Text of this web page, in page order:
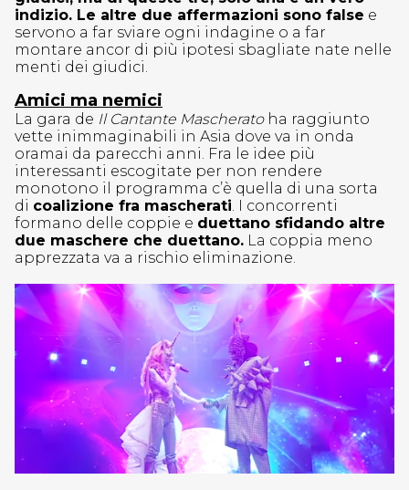
indizio. Le altre due affermazioni sono false e
servono a far sviare ogni indagine o a far
montare ancor di più ipotesi sbagliate nate nelle
menti dei giudici.
Amici ma nemici
La gara de Il Cantante Mascheratoha raggiunto
vette inimmaginabili in Asia dove va in onda
oramai da parecchi anni. Fra le idee più
interessanti escogitate per non rendere
monotono il programma c’è quella di una sorta
di coalizione fra mascherati. I concorrenti
formano delle coppie e duettano sfidando altre
due maschere che duettano. La coppia meno
apprezzata va a rischio eliminazione.